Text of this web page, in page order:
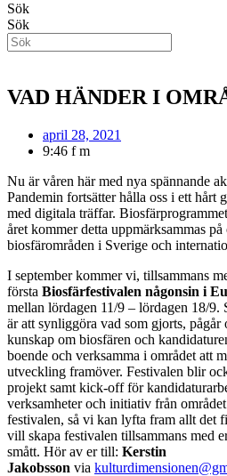
Sök
Sök
VAD HÄNDER I
april 28, 2021
9:46 f m
Nu är våren här med nya spännande
Pandemin fortsätter hålla oss i ett hårt
med digitala träffar.
året kommer detta uppmärksammas
biosfärområden i Sverige och
I september kommer vi, tillsammans
första Biosfärfestivalen någonsin i
mellan lördagen 11/9 – lördagen 18/9.
är att synliggöra vad som gjorts, pågår
kunskap om biosfären och
boende och verksamma i området att
utveckling framöver. Festivalen blir
projekt samt kick-off för
verksamheter och initiativ från
festivalen, så vi kan lyfta fram allt det
vill skapa festivalen tillsammans med
smått. Hör av er till: Kerstin
Jakobsson via